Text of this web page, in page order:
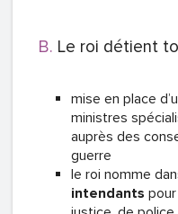
Le roi détient
mise en place
ministres
auprès des
guerre
le roi nomme
intendants